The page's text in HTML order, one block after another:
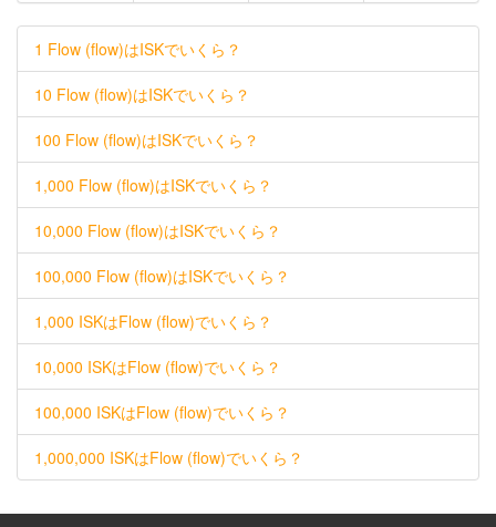
1 Flow (flow)はISKでいくら？
10 Flow (flow)はISKでいくら？
100 Flow (flow)はISKでいくら？
1,000 Flow (flow)はISKでいくら？
10,000 Flow (flow)はISKでいくら？
100,000 Flow (flow)はISKでいくら？
1,000 ISKはFlow (flow)でいくら？
10,000 ISKはFlow (flow)でいくら？
100,000 ISKはFlow (flow)でいくら？
1,000,000 ISKはFlow (flow)でいくら？